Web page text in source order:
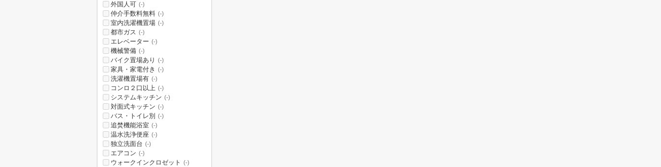
外国人可 (-)
仲介手数料無料 (-)
室内洗濯機置場 (-)
都市ガス (-)
エレベーター (-)
機械警備 (-)
バイク置場あり (-)
家具・家電付き (-)
洗濯機置場有 (-)
コンロ２口以上 (-)
システムキッチン (-)
対面式キッチン (-)
バス・トイレ別 (-)
追焚機能浴室 (-)
温水洗浄便座 (-)
独立洗面台 (-)
エアコン (-)
ウォークインクロゼット (-)